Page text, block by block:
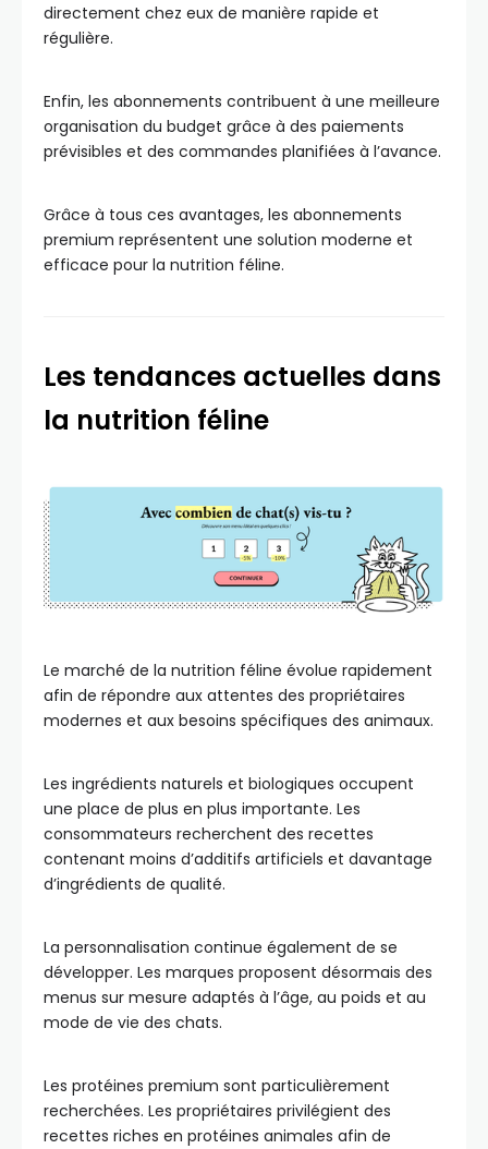
directement chez eux de manière rapide et
régulière.
Enfin, les abonnements contribuent à une meilleure
organisation du budget grâce à des paiements
prévisibles et des commandes planifiées à l’avance.
Grâce à tous ces avantages, les abonnements
premium représentent une solution moderne et
efficace pour la nutrition féline.
Les tendances actuelles dans
la nutrition féline
Le marché de la nutrition féline évolue rapidement
afin de répondre aux attentes des propriétaires
modernes et aux besoins spécifiques des animaux.
Les ingrédients naturels et biologiques occupent
une place de plus en plus importante. Les
consommateurs recherchent des recettes
contenant moins d’additifs artificiels et davantage
d’ingrédients de qualité.
La personnalisation continue également de se
développer. Les marques proposent désormais des
menus sur mesure adaptés à l’âge, au poids et au
mode de vie des chats.
Les protéines premium sont particulièrement
recherchées. Les propriétaires privilégient des
recettes riches en protéines animales afin de